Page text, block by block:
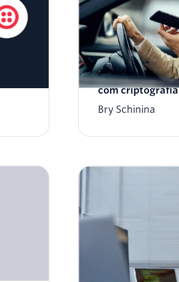
Proteja a
com
Bry Schinina